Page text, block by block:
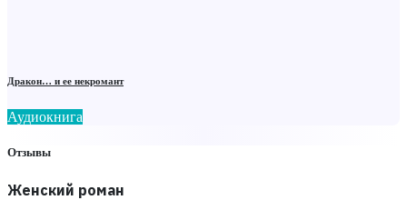
Дракон… и ее некромант
Аудиокнига
Отзывы
Женский роман